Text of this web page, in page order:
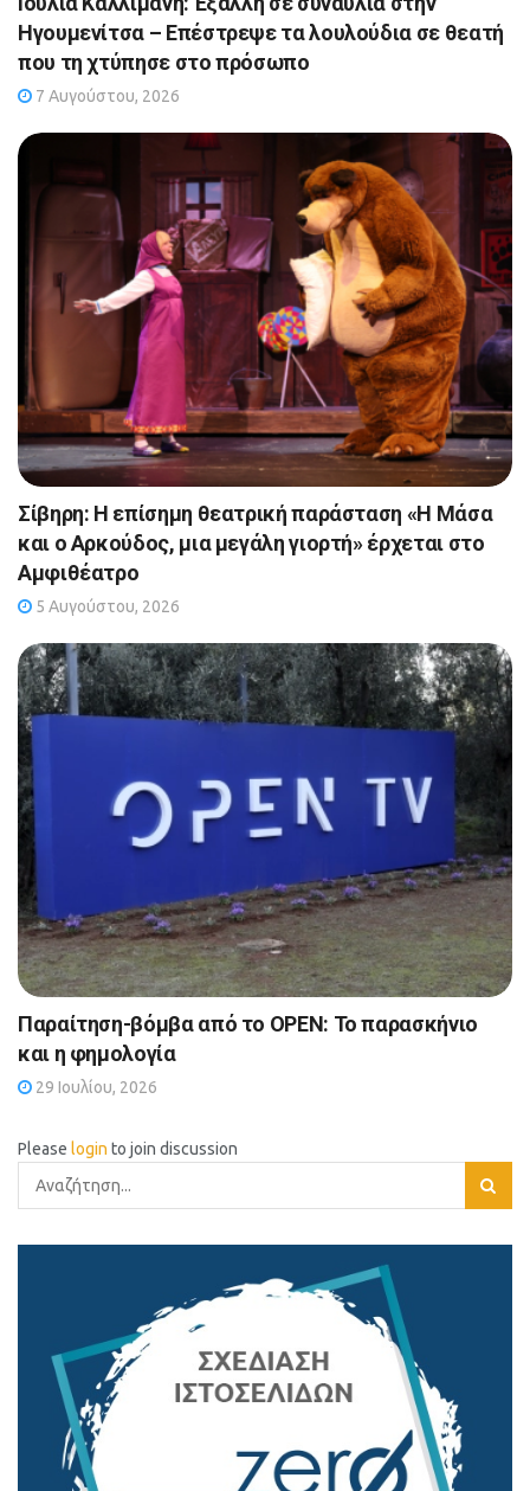
Ηγουμενίτσα – Επέστρεψε τα λουλούδια σε θεατή
που τη χτύπησε στο πρόσωπο
7 Αυγούστου, 2026
Σίβηρη: Η επίσημη θεατρική παράσταση «Η Μάσα
και ο Αρκούδος, μια μεγάλη γιορτή» έρχεται στο
Αμφιθέατρο
5 Αυγούστου, 2026
Παραίτηση-βόμβα από το OPEN: Το παρασκήνιο
και η φημολογία
29 Ιουλίου, 2026
Please login to join discussion